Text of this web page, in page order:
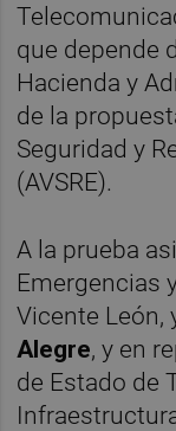
que depende
Hacienda y
de la
Seguridad y
(AVSRE).
A la prueba
Emergencias
Vicente León,
Alegre, y en
de Estado de